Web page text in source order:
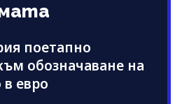
поетапно
обозначаване на
евро